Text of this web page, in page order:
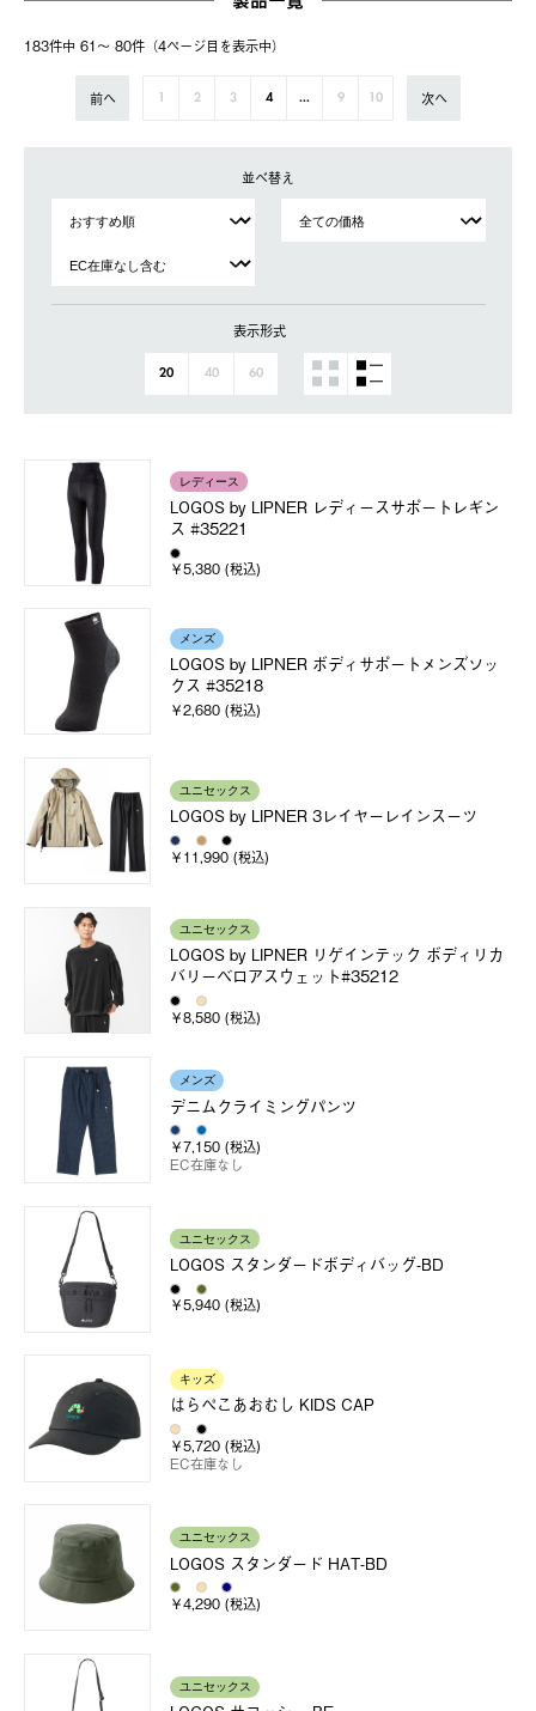
183件中 61〜 80件（4ページ⽬を表⽰中）
前へ 2 3 4 ... 9 10 次へ
並べ替え
表示形式
20 40 60
レディース
LOGOS by LIPNER レディースサポートレギン
ス #35221
￥5,380 (税込)
メンズ
LOGOS by LIPNER ボディサポートメンズソッ
クス #35218
￥2,680 (税込)
ユニセックス
LOGOS by LIPNER 3レイヤーレインスーツ
￥11,990 (税込)
ユニセックス
LOGOS by LIPNER リゲインテック ボディリカ
バリーベロアスウェット#35212
￥8,580 (税込)
メンズ
デニムクライミングパンツ
￥7,150 (税込)
EC在庫なし
ユニセックス
LOGOS スタンダードボディバッグ-BD
￥5,940 (税込)
キッズ
はらぺこあおむし KIDS CAP
￥5,720 (税込)
EC在庫なし
ユニセックス
LOGOS スタンダード HAT-BD
￥4,290 (税込)
ユニセックス